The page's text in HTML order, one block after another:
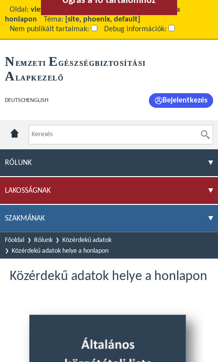
Oldal: view
Közérdekű adatok helye a
honlapon
Téma:
[site, phoenix, default]
Nem publikált tartalmak:
Debug információk:
NEMZETI E GÉSZSÉGBIZTOSÍTÁSI
ALAPKEZELŐ
DEUTSCH ENGLISH Bejelentkezés
RÓLUNK
LAKOSSÁGNAK
SZAKMÁNAK
Főoldal Rólunk
Közérdekű adatok
Közérdekű adatok helye a honlapon
Közérdekű adatok helye a honlapon